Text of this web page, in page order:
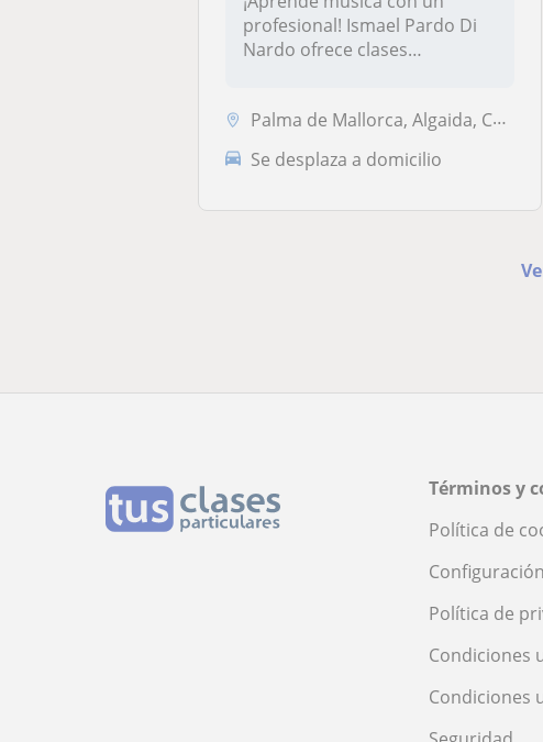
profesional! Ismael Pardo Di
Nardo ofrece clases
Palma de Mallorca, Algaida, Campos, Felanitx, Llucmajor, Montuïri, Por...
Se desplaza a domicilio
Términos y
Política de
Política de
Condiciones
Condiciones